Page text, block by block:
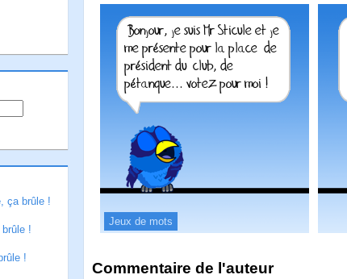
ça brûle !
!
!
Jeux de mots
Commentaire de l'auteur